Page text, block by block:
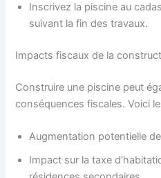
Inscrivez la piscine au
suivant la fin des travaux.
Impacts fiscaux de la
Construire une piscine peut
conséquences fiscales. Voici
Augmentation potentielle
Impact sur la taxe